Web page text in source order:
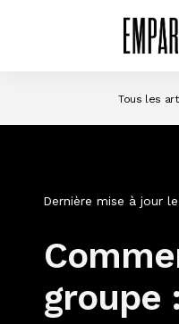
Tous les
Dernière mise à jour le
groupe